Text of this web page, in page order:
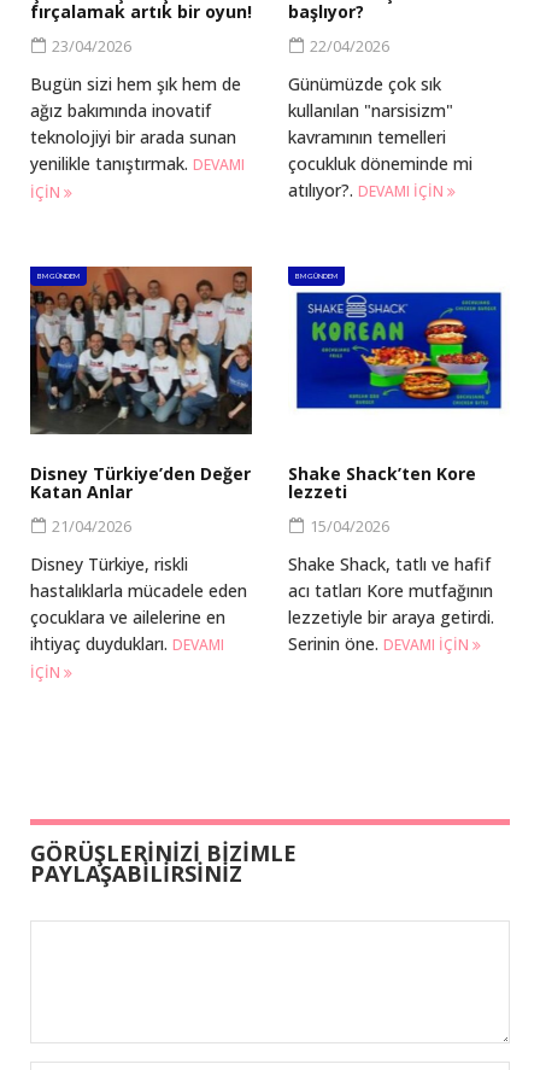
fırçalamak artık bir oyun!
23/04/2026
Bugün sizi hem şık hem de
ağız bakımında inovatif
teknolojiyi bir arada sunan
yenilikle tanıştırmak. DEVAMI
IÇIN
başlıyor?
22/04/2026
Günümüzde çok sık
kullanılan "narsisizm"
kavramının temelleri
çocukluk döneminde mi
atılıyor?. DEVAMI IÇIN
BM GÜNDEM
Disney Türkiye’den Değer
Katan Anlar
21/04/2026
Disney Türkiye, riskli
hastalıklarla mücadele eden
çocuklara ve ailelerine en
ihtiyaç duydukları. DEVAMI
IÇIN
BM GÜNDEM
Shake Shack’ten Kore
lezzeti
15/04/2026
Shake Shack, tatlı ve hafif
acı tatları Kore mutfağının
lezzetiyle bir araya getirdi.
Serinin öne. DEVAMI IÇIN
GÖRÜŞLERİNİZİ BİZİMLE
PAYLAŞABİLİRSİNİZ